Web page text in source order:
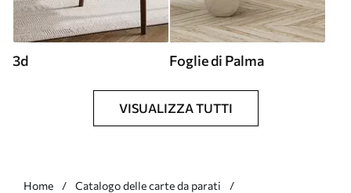
3d Foglie di Palma
VISUALIZZA TUTTI
Home
Catalogo delle carte da parati